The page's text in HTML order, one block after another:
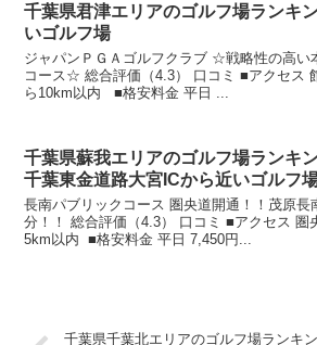
千葉県君津エリアのゴルフ場ランキ
いゴルフ場
ジャパンＰＧＡゴルフクラブ ☆戦略性の高い本格的なチャンピオン
コース☆ 総合評価（4.3） 口コミ ■アクセス 館山自動車道君津ICか
ら10km以内 ■格安料金 平日 ...
千葉県蘇我エリアのゴルフ場ランキ
千葉東金道路大宮ICから近いゴルフ
長南パブリックコース 圏央道開通！！茂原長南ＩＣより車で５
分！！ 総合評価（4.3） 口コミ ■アクセス 圏央道茂原長南ICから
5km以内 ■格安料金 平日 7,450円...
千葉県千葉北エリアのゴルフ場ランキ